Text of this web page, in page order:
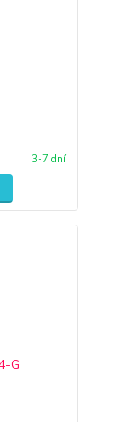
3-7 dní